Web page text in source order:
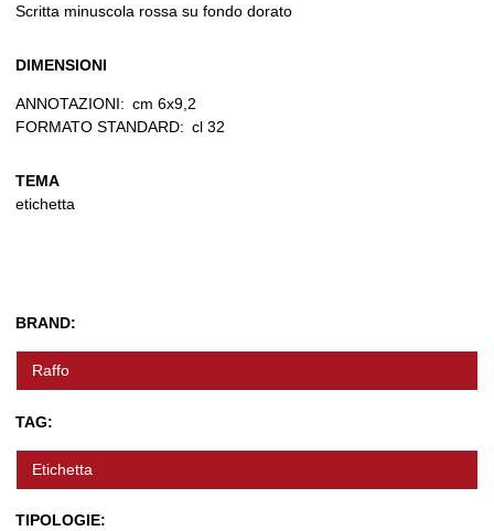
Scritta minuscola rossa su fondo dorato
DIMENSIONI
ANNOTAZIONI: cm 6x9,2
FORMATO STANDARD: cl 32
TEMA
etichetta
BRAND:
Raffo
TAG:
Etichetta
TIPOLOGIE: